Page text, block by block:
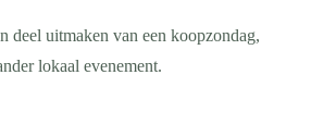
deel uitmaken van een koopzondag,
lokaal evenement.